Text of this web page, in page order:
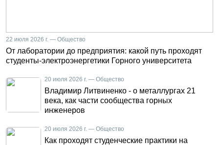
22 июля 2026 г. — Общество
От лаборатории до предприятия: какой путь проходят
студенты-электроэнергетики Горного университета
20 июля 2026 г. — Общество
Владимир Литвиненко - о металлургах 21
века, как части сообщества горных
инженеров
20 июля 2026 г. — Общество
Как проходят студенческие практики на